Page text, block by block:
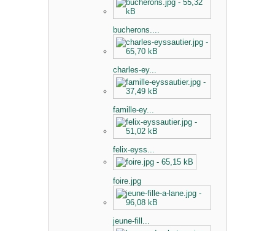
bucherons....
charles-ey...
famille-ey...
felix-eyss...
foire.jpg
jeune-fill...